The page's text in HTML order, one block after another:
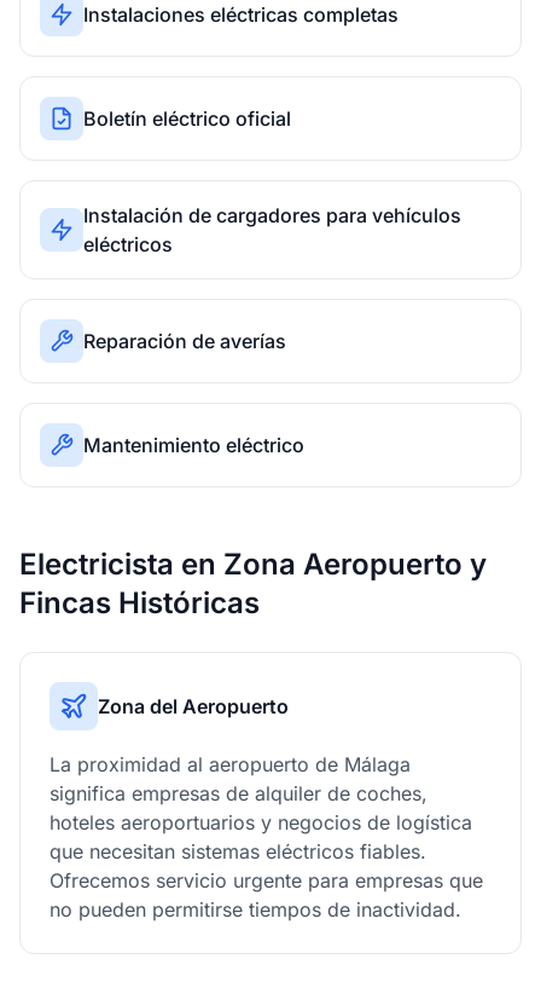
Instalaciones eléctricas completas
Boletín eléctrico oficial
Instalación de cargadores para vehículos
eléctricos
Reparación de averías
Mantenimiento eléctrico
Electricista en Zona Aeropuerto y
Fincas Históricas
Zona del Aeropuerto
La proximidad al aeropuerto de Málaga
significa empresas de alquiler de coches,
hoteles aeroportuarios y negocios de logística
que necesitan sistemas eléctricos fiables.
Ofrecemos servicio urgente para empresas que
no pueden permitirse tiempos de inactividad.